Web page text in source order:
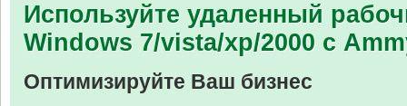
Используйте удаленный
Windows 7/vista/xp/2000 с
Оптимизируйте Ваш бизнес